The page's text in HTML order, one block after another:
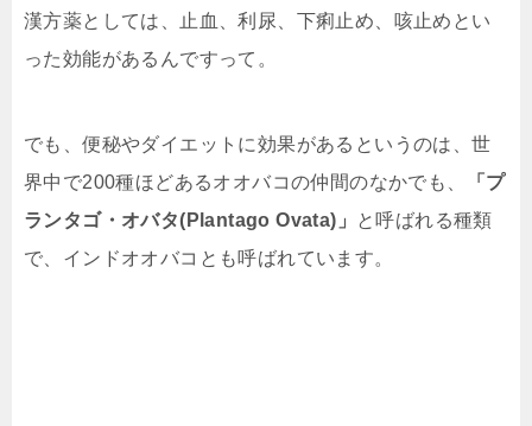
漢方薬としては、止血、利尿、下痢止め、咳止めとい
った効能があるんですって。
でも、便秘やダイエットに効果があるというのは、世
界中で200種ほどあるオオバコの仲間のなかでも、
「プ
ランタゴ・オバタ(Plantago Ovata)」
と呼ばれる種類
で、インドオオバコとも呼ばれています。